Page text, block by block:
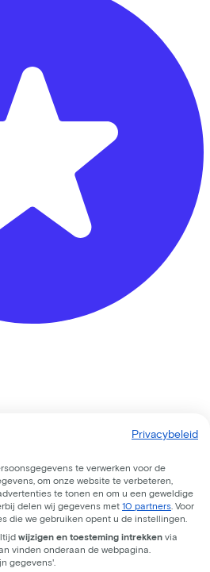
Privacybeleid
te verwerken voor de
om onze website te verbeteren,
te tonen en om u een geweldige
delen wij gegevens met 10 partners . Voor
die we gebruiken opent u de instellingen.
wijzigen en toesteming intrekken via
vinden onderaan de webpagina.
gegevens'.